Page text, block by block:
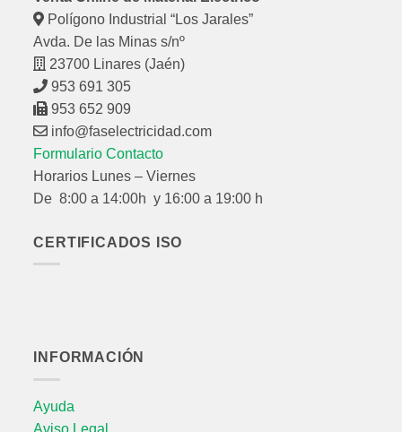
Polígono Industrial “Los Jarales”
Avda. De las Minas s/nº
23700 Linares (Jaén)
953 691 305
953 652 909
info@faselectricidad.com
Formulario Contacto
Horarios Lunes – Viernes
De 8:00 a 14:00h y 16:00 a 19:00 h
CERTIFICADOS ISO
INFORMACIÓN
Ayuda
Aviso Legal